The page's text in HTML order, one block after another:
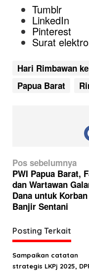
Tumblr
LinkedIn
Pinterest
Surat
Hari Rimbawan
Papua Barat
N
a
v
i
a
s
i
Pos sebelumnya
PWI Papua Barat,
dan Wartawan
Dana untuk Korban
Banjir Sentani
Posting Terkait
Sampaikan catatan
strategis LKPj 2025,